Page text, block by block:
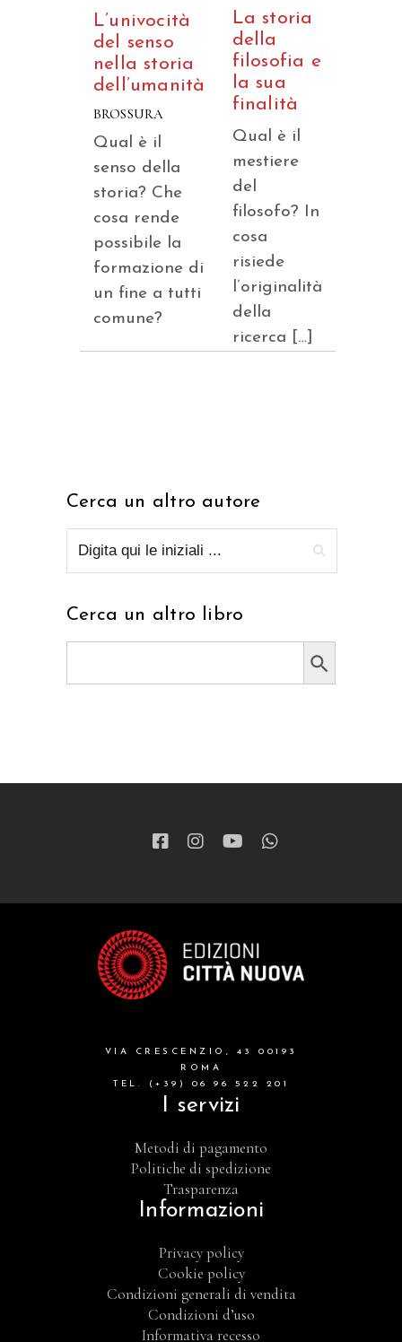
L’univocità
del senso
nella storia
dell’umanità
BROSSURA
Qual è il
senso della
storia? Che
cosa rende
possibile la
formazione di
un fine a tutti
comune?
La storia
della
filosofia e
la sua
finalità
Qual è il
mestiere
del
filosofo? In
cosa
risiede
l’originalità
della
ricerca […]
Cerca un altro autore
Cerca un altro libro
Search Button
VIA CRESCENZIO, 43 00193
ROMA
TEL. (+39) 06 96 522 201
I servizi
Metodi di pagamento
Politiche di spedizione
Trasparenza
Informazioni
Privacy policy
Cookie policy
Condizioni generali di vendita
Condizioni d’uso
Informativa recesso